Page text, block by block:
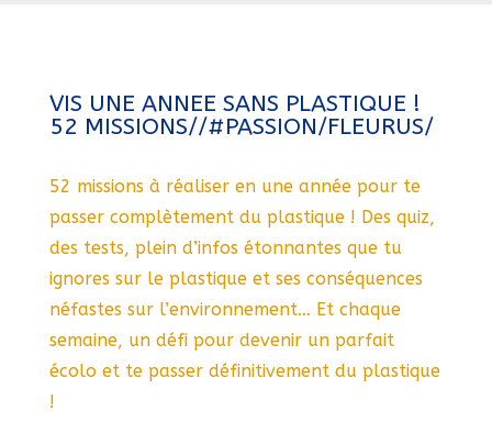
VIS UNE ANNEE SANS PLASTIQUE !
52 MISSIONS//#PASSION/FLEURUS/
52 missions à réaliser en une année pour te
passer complètement du plastique ! Des quiz,
des tests, plein d’infos étonnantes que tu
ignores sur le plastique et ses conséquences
néfastes sur l’environnement… Et chaque
semaine, un défi pour devenir un parfait
écolo et te passer définitivement du plastique
!